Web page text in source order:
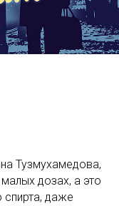
Тузмухамедова,
дозах, а это
спирта, даже